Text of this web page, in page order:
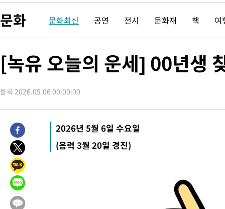
-14128초 전 >
이군이 불법 군시설 건설한 레바논 남부에서 레바논군 3명 폭
-11246초 전 >[속보]美중부 사령관, 이스라엘 긴급방문 다중화된 전선 상황
언론 누출”
-9279초 전 >‘축구의 신’ 아르헨티나 축구 선수 메시의 부친 지병 별세
-23875초 전 >'여긴 20도, 저긴 50도'…열화상 카메라로 본 폭염 저감시설 '
-23346초 전 >콜롬비아 신임 우파 대통령 취임 하루만에 차량폭탄 폭발 사건
-16940초 전 >
튀르키예 외무장관, "메카 3국 방위협정은 이란이 목표 아냐 "
-14148초 전 >
이군이 불법 군시설 건설한 레바논 남부에서 레바논군 3명 폭
부상
-11266초 전 >
[속보]美중부 사령관, 이스라엘 긴급방문 다중화된 전선 상황
-9330초 전 >
언론 누출”
-9299초 전 >
‘축구의 신’ 아르헨티나 축구 선수 메시의 부친 지병 별세
-9274초 전 >
“美 이란전 무기 소진…북한과 분쟁시 주한 미군 취약해질 수 있
문화 문화최신 공연 전시 문화재 책 여
[녹유 오늘의 운세] 00년생
등록 2026.05.06 00:00:00
2026년 5월 6일 수요일
(음력 3월 20일 경진)